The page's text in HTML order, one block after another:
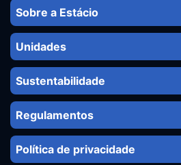
Sobre a Estácio
Unidades
Sustentabilidade
Regulamentos
Política de privacidade